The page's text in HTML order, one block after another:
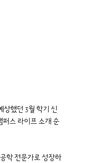
상했던 3월 학기 신
퍼스 라이프 소개 순
학 전문가로 성장하